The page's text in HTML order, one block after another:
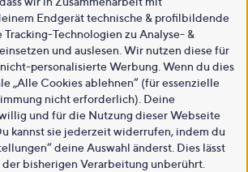
Endgerät technische & profilbildende
Technologien zu Analyse- &
und auslesen. Wir nutzen diese für
personalisierte Werbung. Wenn du dies
„Alle Cookies ablehnen“ (für essenzielle
nicht erforderlich). Deine
und für die Nutzung dieser Webseite
kannst sie jederzeit widerrufen, indem du
deine Auswahl änderst. Dies lässt
bisherigen Verarbeitung unberührt.